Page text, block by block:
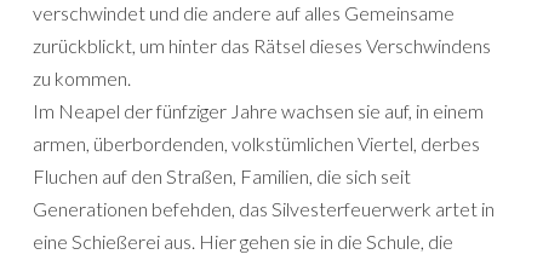
verschwindet und die andere auf alles Gemeinsame
zurückblickt, um hinter das Rätsel dieses Verschwindens
zu kommen.
Im Neapel der fünfziger Jahre wachsen sie auf, in einem
armen, überbordenden, volkstümlichen Viertel, derbes
Fluchen auf den Straßen, Familien, die sich seit
Generationen befehden, das Silvesterfeuerwerk artet in
eine Schießerei aus. Hier gehen sie in die Schule, die